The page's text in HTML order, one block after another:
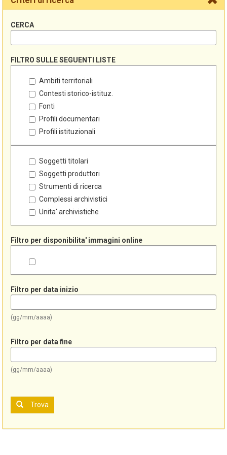
CERCA
FILTRO SULLE SEGUENTI LISTE
Ambiti territoriali
Contesti storico-istituz.
Fonti
Profili documentari
Profili istituzionali
Soggetti titolari
Soggetti produttori
Strumenti di ricerca
Complessi archivistici
Unita' archivistiche
Filtro per disponibilita' immagini online
Filtro per data inizio
(gg/mm/aaaa)
Filtro per data fine
(gg/mm/aaaa)
Trova